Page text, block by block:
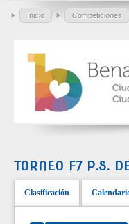
Inicio Competiciones
TORNEO F7 P.S.
Clasificación